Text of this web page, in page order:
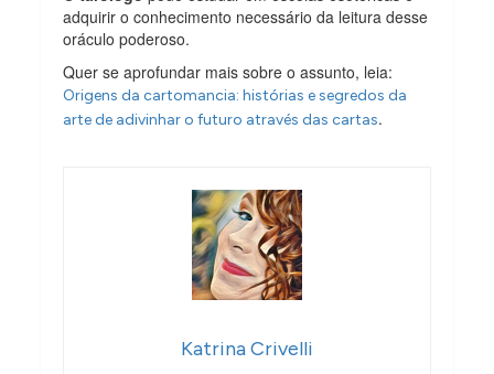
adquirir o conhecimento necessário da leitura desse
oráculo poderoso.
Quer se aprofundar mais sobre o assunto, leia:
Origens da cartomancia: histórias e segredos da
arte de adivinhar o futuro através das cartas.
Katrina Crivelli